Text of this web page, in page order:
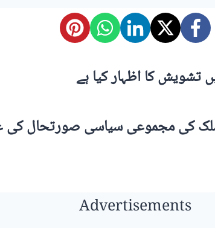
تشویش کا اظہار کیا ہے
ملک کی مجموعی سیاسی صورتحال کی
Advertisements